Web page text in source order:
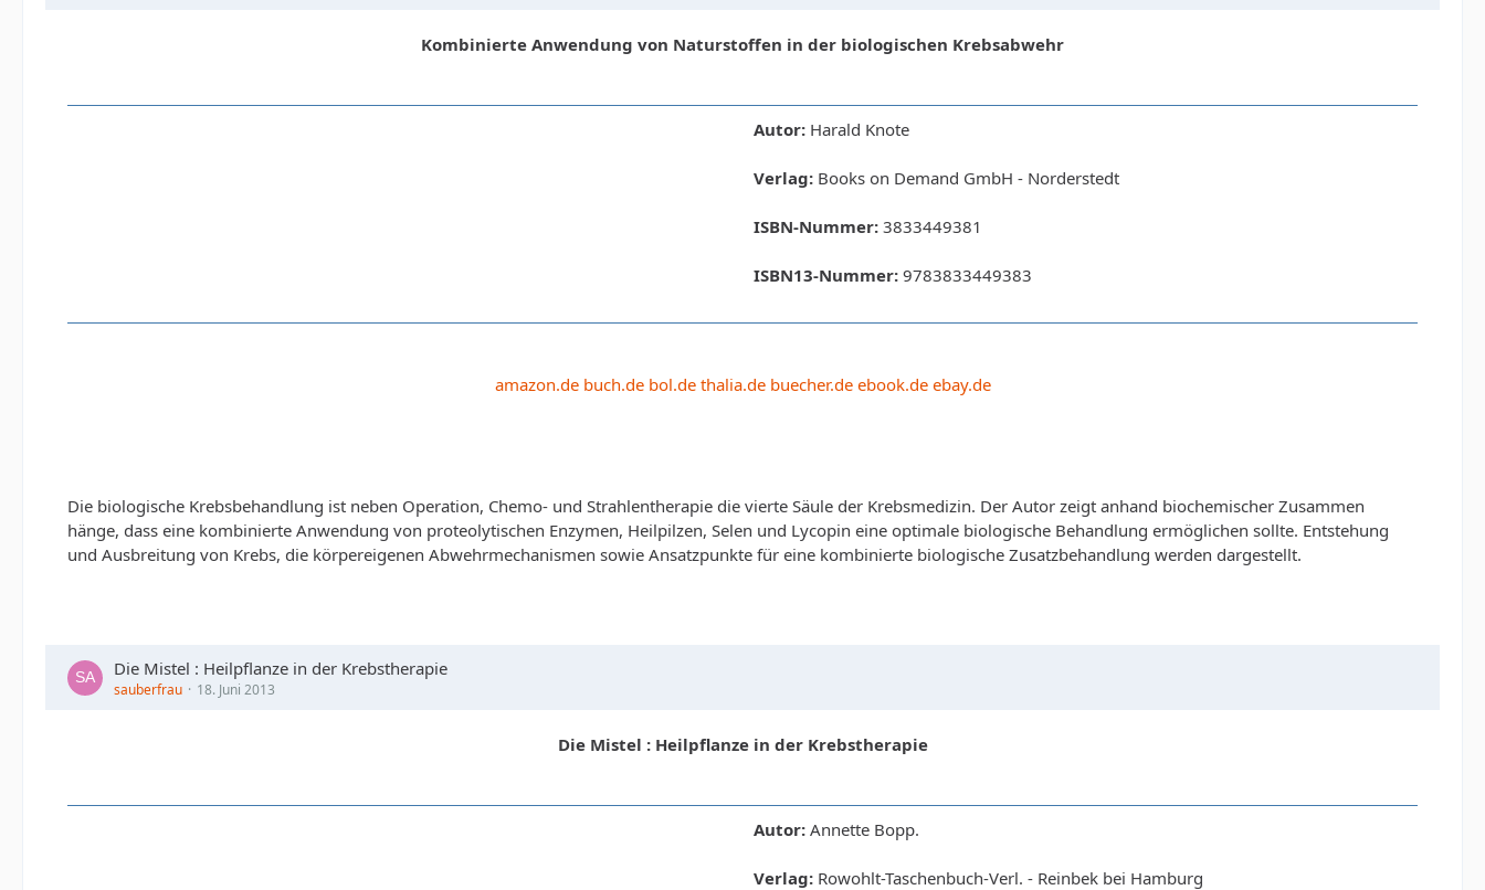
Kombinierte Anwendung von Naturstoffen in der biologischen Krebsabwehr
Autor: Harald Knote
Verlag: Books on Demand GmbH - Norderstedt
ISBN-Nummer: 3833449381
ISBN13-Nummer: 9783833449383
amazon.de buch.de bol.de thalia.de buecher.de ebook.de ebay.de
Die biologische Krebsbehandlung ist neben Operation, Chemo- und Strahlentherapie die vierte Säule der Krebsmedizin. Der Autor zeigt anhand biochemischer Zusammen
hänge, dass eine kombinierte Anwendung von proteolytischen Enzymen, Heilpilzen, Selen und Lycopin eine optimale biologische Behandlung ermöglichen sollte. Entstehung
und Ausbreitung von Krebs, die körpereigenen Abwehrmechanismen sowie Ansatzpunkte für eine kombinierte biologische Zusatzbehandlung werden dargestellt.
Die Mistel : Heilpflanze in der Krebstherapie
sauberfrau 18. Juni 2013
Die Mistel : Heilpflanze in der Krebstherapie
Autor: Annette Bopp.
Verlag: Rowohlt-Taschenbuch-Verl. - Reinbek bei Hamburg